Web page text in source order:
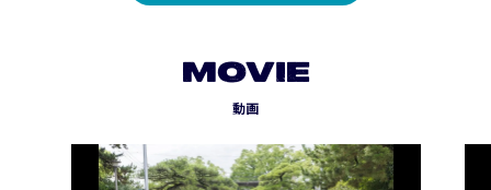
MOVIE
動画